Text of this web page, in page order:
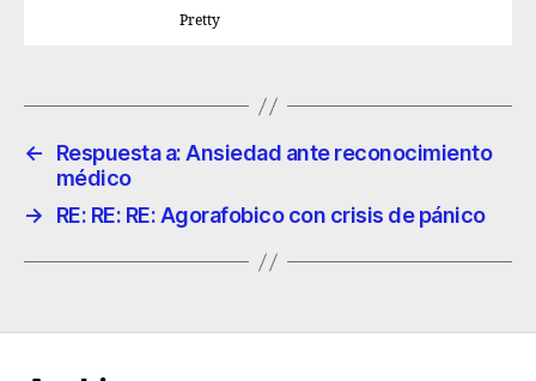
Pretty
←
Respuesta a: Ansiedad ante reconocimiento
médico
→
RE: RE: RE: Agorafobico con crisis de pánico